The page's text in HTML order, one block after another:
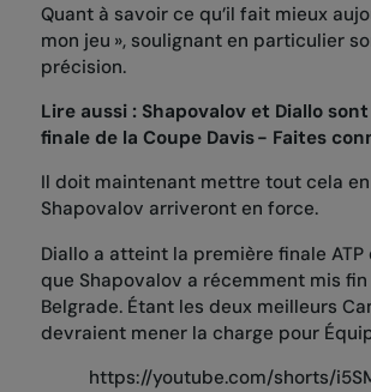
Quant à savoir ce qu’il fait mieux
mon jeu », soulignant en particulier
précision.
Lire aussi : Shapovalov et Diallo
finale de la Coupe Davis - Faites
Il doit maintenant mettre tout cela
Shapovalov arriveront en force.
Diallo a atteint la première finale
que Shapovalov a récemment mis
Belgrade. Étant les deux meilleurs
devraient mener la charge pour
https://youtube.com/shorts/